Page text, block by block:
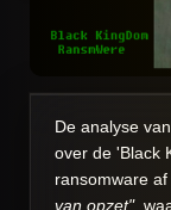
De analyse
over de 'Black
ransomware af
van opzet",